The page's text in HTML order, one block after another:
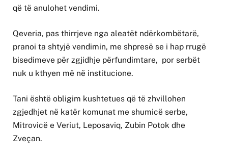
që të anulohet vendimi.
Qeveria, pas thirrjeve nga aleatët ndërkombëtarë,
pranoi ta shtyjë vendimin, me shpresë se i hap rrugë
bisedimeve për zgjidhje përfundimtare, por serbët
nuk u kthyen më në institucione.
Tani është obligim kushtetues që të zhvillohen
zgjedhjet në katër komunat me shumicë serbe,
Mitrovicë e Veriut, Leposaviq, Zubin Potok dhe
Zveçan.